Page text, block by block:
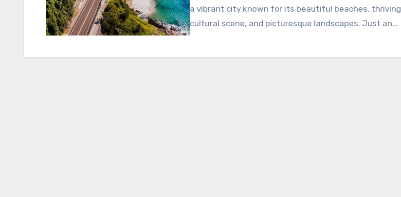
a vibrant city known for its beautiful beaches, thriving
cultural scene, and picturesque landscapes. Just an…